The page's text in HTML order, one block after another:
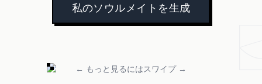
私のソウルメイトを生成
← もっと見るにはスワイプ →